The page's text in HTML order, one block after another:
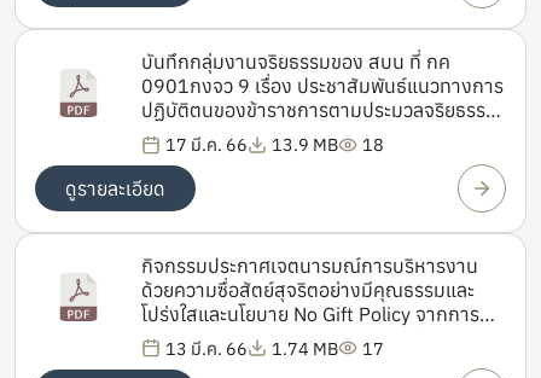
บันทึกกลุ่มงานจริยธรรมของ สบน ที่ กค
0901กงจว 9 เรื่อง ประชาสัมพันธ์แนวทางการ
ปฏิบัติตนของข้าราชการตามประมวลจริยธรรม
ข้าราชการพลเรือน ลว 17 มีนาคม 2566
17 มี.ค. 66 13.9 MB 18
ดูรายละเอียด
กิจกรรมประกาศเจตนารมณ์การบริหารงาน
ด้วยความซื่อสัตย์สุจริตอย่างมีคุณธรรมและ
โปร่งใสและนโยบาย No Gift Policy จากการ
ปฏิบัติหน้าที่ของสำนักงานบริหารหนี้สาธารณะ
และโครงการอบรมการพัฒนาบุคลากร
13 มี.ค. 66 1.74 MB 17